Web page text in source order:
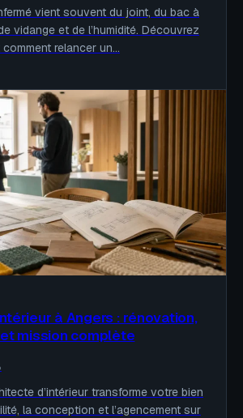
vient souvent du joint, du bac à
vidange et de l’humidité. Découvrez
relancer un…
à Angers : rénovation,
mission complète
d’intérieur transforme votre bien
la conception et l’agencement sur